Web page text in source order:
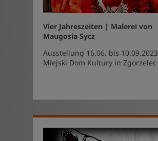
Vier Jahreszeiten | Malerei von
Maugosia Sycz
Ausstellung 16.06. bis 10.09.2023
Miejski Dom Kultury in Zgorzelec